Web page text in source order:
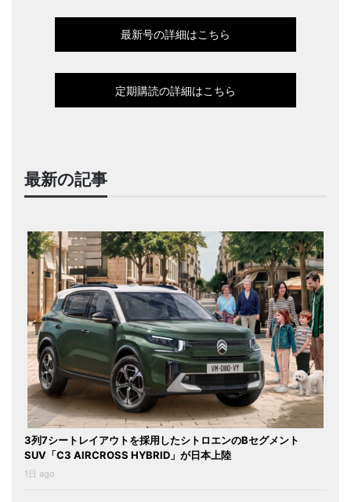
最新号の詳細はこちら
定期購読の詳細はこちら
最新の記事
3列7シートレイアウトを採用したシトロエンのBセグメント
SUV「C3 AIRCROSS HYBRID」が日本上陸
1日 ago